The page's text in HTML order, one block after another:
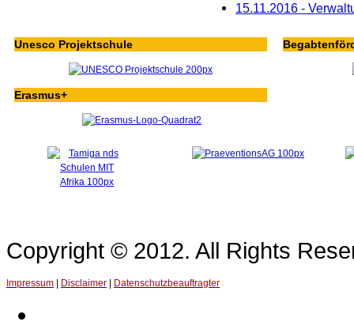
15.11.2016 -
Unesco Projektschule
Erasmus+
Copyright © 2012. All Rights
Impressum Disclaimer Datenschutzbeauftragter